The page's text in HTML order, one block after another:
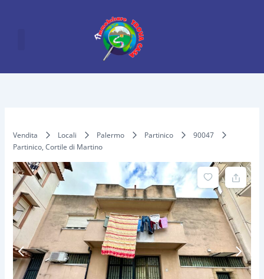
Vendita Locali Palermo Partinico
90047
Partinico, Cortile di Martino